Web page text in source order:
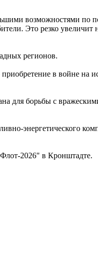
возможностями
Это резко
регионов.
в войне на
для борьбы с
энергетического
2026" в Кронштадте.